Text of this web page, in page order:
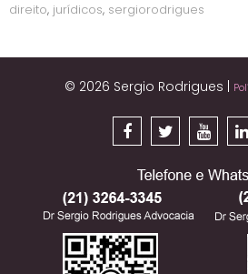
direito, jurídicos, sergiorodrigues
© 2026 Sergio Rodrigues